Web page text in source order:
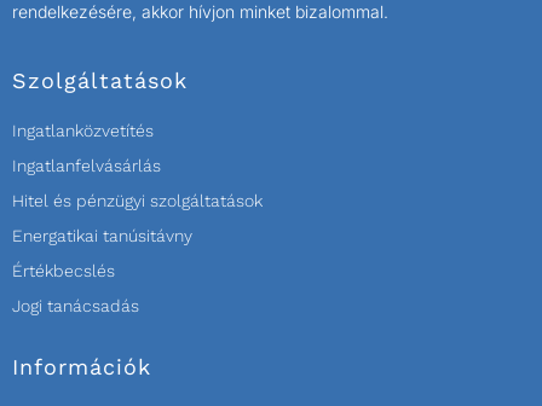
rendelkezésére, akkor hívjon minket bizalommal.
Szolgáltatások
Ingatlanközvetítés
Ingatlanfelvásárlás
Hitel és pénzügyi szolgáltatások
Energatikai tanúsitávny
Értékbecslés
Jogi tanácsadás
Információk